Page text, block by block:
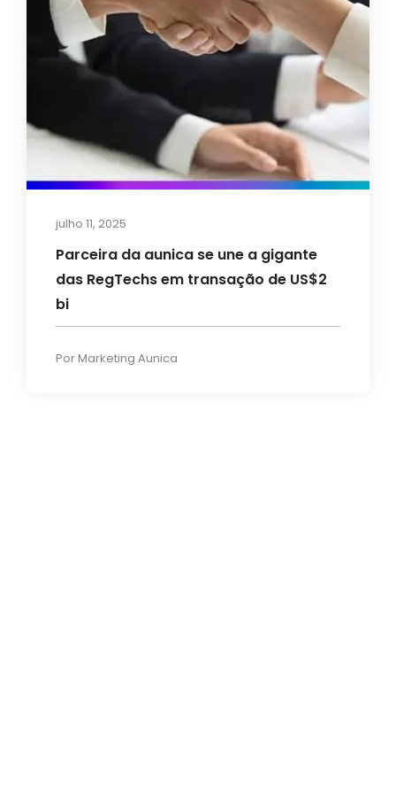
julho 11, 2025
Parceira da aunica se une a gigante
das RegTechs em transação de US$2
bi
PorMarketing Aunica